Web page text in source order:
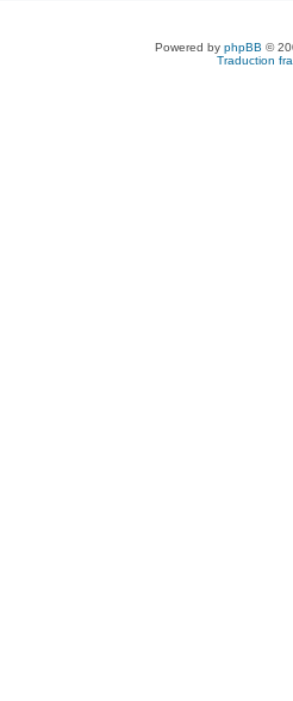
Powered by phpBB ©
Traduction